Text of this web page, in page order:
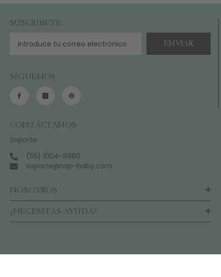
SUSCRÍBETE
ENVIAR
SÍGUENOS
CONTÁCTANOS
Soporte:
(55) 1004-9880
soporte@nap-baby.com
NOSOTROS
¿NECESITAS AYUDA?